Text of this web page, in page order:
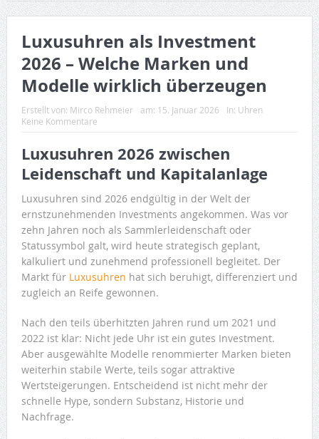
Luxusuhren als Investment
2026 – Welche Marken und
Modelle wirklich überzeugen
Erstellt von: Mirco Rehmeier am: 15. Januar 2026 In: Uhren
Keine Kommentare
Luxusuhren 2026 zwischen
Leidenschaft und Kapitalanlage
Luxusuhren sind 2026 endgültig in der Welt der
ernstzunehmenden Investments angekommen. Was vor
zehn Jahren noch als Sammlerleidenschaft oder
Statussymbol galt, wird heute strategisch geplant,
kalkuliert und zunehmend professionell begleitet. Der
Markt für Luxusuhren hat sich beruhigt, differenziert und
zugleich an Reife gewonnen.
Nach den teils überhitzten Jahren rund um 2021 und
2022 ist klar: Nicht jede Uhr ist ein gutes Investment.
Aber ausgewählte Modelle renommierter Marken bieten
weiterhin stabile Werte, teils sogar attraktive
Wertsteigerungen. Entscheidend ist nicht mehr der
schnelle Hype, sondern Substanz, Historie und
Nachfrage.